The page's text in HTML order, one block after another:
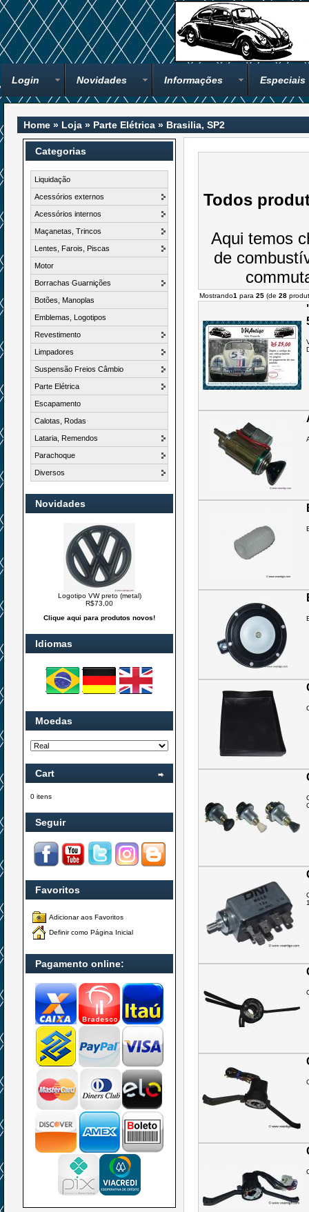
Login Novidades Informações Especiais
Home » Loja » Parte Elétrica » Brasilia, SP2
Categorias
Liquidação
Acessórios externos
Acessórios internos
Maçanetas, Trincos
Lentes, Farois, Piscas
Motor
Borrachas Guarnições
Botões, Manoplas
Emblemas, Logotipos
Revestimento
Limpadores
Suspensão Freios Câmbio
Parte Elétrica
Escapamento
Calotas, Rodas
Lataria, Remendos
Parachoque
Diversos
Novidades
Logotipo VW preto (metal)
R$73,00
Clique aqui para produtos novos!
Idiomas
Moedas
Cart
0 itens
Seguir
Favoritos
Adicionar aos Favoritos
Definir como Página Inicial
Pagamento online:
Todos
Aqui temos
de
Mostrando1 para 25 (de 28